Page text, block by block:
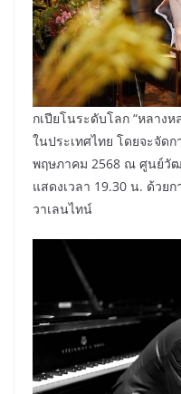
กเปียโนระดับโลก “หลางห
ในประเทศไทย โดยจะจัด
พฤษภาคม 2568 ณ ศูนย์วัฒ
แสดงเวลา 19.30 น. ด้วย
วาเลนไทน์